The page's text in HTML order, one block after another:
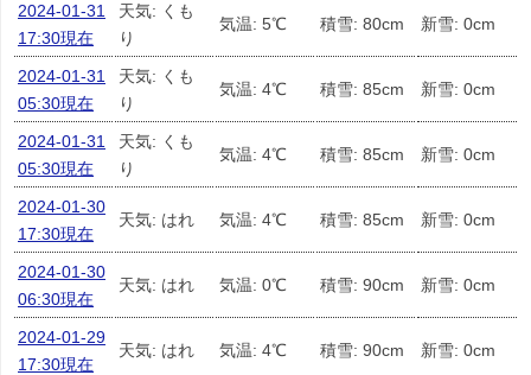
2024-01-31
17:30現在
天気: くも
り
気温: 5℃ 積雪: 80cm 新雪: 0cm
2024-01-31
05:30現在
天気: くも
り
気温: 4℃ 積雪: 85cm 新雪: 0cm
2024-01-31
05:30現在
天気: くも
り
気温: 4℃ 積雪: 85cm 新雪: 0cm
2024-01-30
17:30現在
天気: はれ 気温: 4℃ 積雪: 85cm 新雪: 0cm
2024-01-30
06:30現在
天気: はれ 気温: 0℃ 積雪: 90cm 新雪: 0cm
2024-01-29
17:30現在
天気: はれ 気温: 4℃ 積雪: 90cm 新雪: 0cm